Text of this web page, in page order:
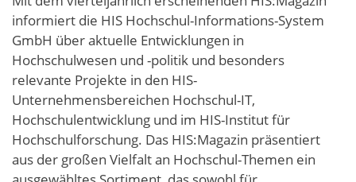
informiert die HIS Hochschul-Informations-System
GmbH über aktuelle Entwicklungen in
Hochschulwesen und -politik und besonders
relevante Projekte in den HIS-
Unternehmensbereichen Hochschul-IT,
Hochschulentwicklung und im HIS-Institut für
Hochschulforschung. Das HIS:Magazin präsentiert
aus der großen Vielfalt an Hochschul-Themen ein